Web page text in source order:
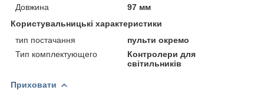
Довжина
97 мм
Користувальницькі характеристики
тип постачання
пульти окремо
Тип комплектующего
Контролери для
світильників
Приховати